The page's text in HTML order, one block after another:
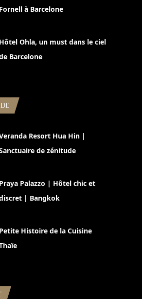
Fornell à Barcelone
Hôtel Ohla, un must dans le ciel
Barcelone
Resort Hua Hin |
de zénitude
Praya Palazzo | Hôtel chic et
| Bangkok
Petite Histoire de la Cuisine